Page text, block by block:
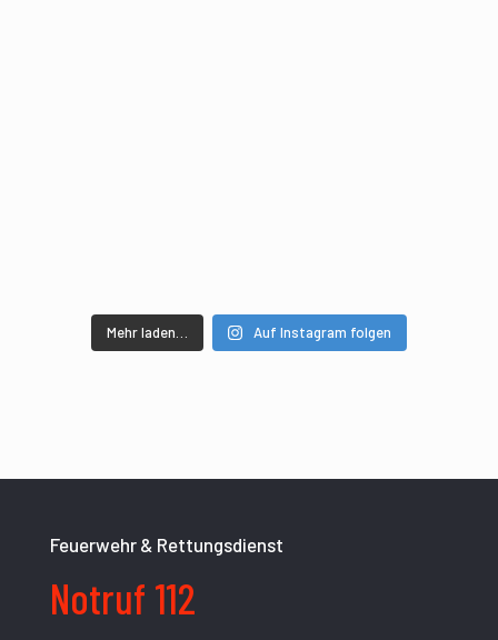
Mehr laden… Auf Instagram folgen
Feuerwehr & Rettungsdienst
Notruf 112